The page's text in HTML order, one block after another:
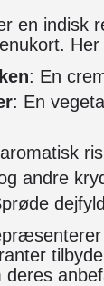
en
: En
: En
andre
deres